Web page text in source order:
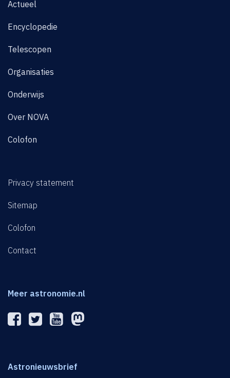
Actueel
Encyclopedie
Telescopen
Organisaties
Onderwijs
Over NOVA
Colofon
Privacy statement
Sitemap
Colofon
Contact
Meer astronomie.nl
Astronieuwsbrief